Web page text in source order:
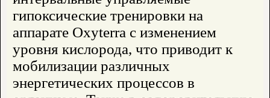
гипоксические тренировки на
аппарате Oxyterra с изменением
уровня кислорода, что приводит к
мобилизации различных
энергетических процессов в